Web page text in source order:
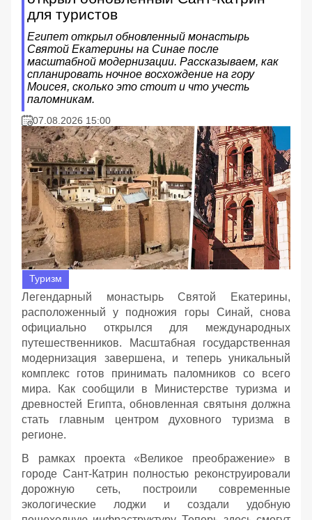
для туристов
Египет открыл обновленный монастырь
Святой Екатерины на Синае после
масштабной модернизации. Рассказываем, как
спланировать ночное восхождение на гору
Моисея, сколько это стоит и что учесть
паломникам.
07.08.2026 15:00
Туризм
Легендарный монастырь Святой Екатерины,
расположенный у подножия горы Синай, снова
официально открылся для международных
путешественников. Масштабная государственная
модернизация завершена, и теперь уникальный
комплекс готов принимать паломников со всего
мира. Как сообщили в Министерстве туризма и
древностей Египта, обновленная святыня должна
стать главным центром духовного туризма в
регионе.
В рамках проекта «Великое преображение» в
городе Сант-Катрин полностью реконструировали
дорожную сеть, построили современные
экологические лоджи и создали удобную